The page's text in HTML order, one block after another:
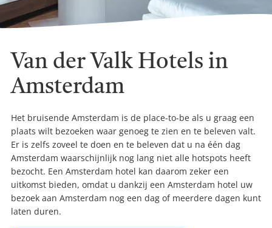
Van der Valk Hotels in
Amsterdam
Het bruisende Amsterdam is de place-to-be als u graag een
plaats wilt bezoeken waar genoeg te zien en te beleven valt.
Er is zelfs zoveel te doen en te beleven dat u na één dag
Amsterdam waarschijnlijk nog lang niet alle hotspots heeft
bezocht. Een Amsterdam hotel kan daarom zeker een
uitkomst bieden, omdat u dankzij een Amsterdam hotel uw
bezoek aan Amsterdam nog een dag of meerdere dagen kunt
laten duren.